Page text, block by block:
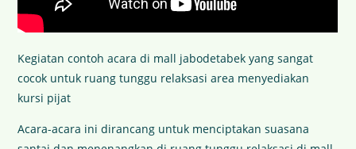
Kegiatan contoh acara di mall jabodetabek yang sangat
cocok untuk ruang tunggu relaksasi area menyediakan
kursi pijat
Acara-acara ini dirancang untuk menciptakan suasana